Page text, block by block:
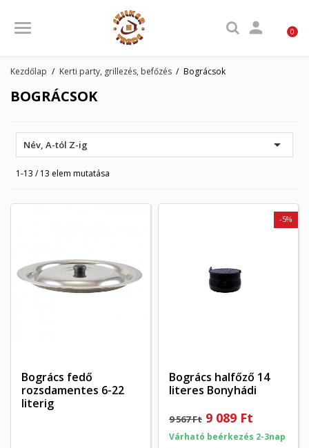
 0
Kezdőlap Kerti party, grillezés, befőzés Bográcsok
BOGRÁCSOK
Név, A-tól Z-ig 
1-13 / 13 elem mutatása
Bogrács fedő
rozsdamentes 6-22
literig
Bogrács halfőző 14
literes Bonyhádi
9 567 Ft
-5%
9 089 Ft
Várható beérkezés 2-3nap